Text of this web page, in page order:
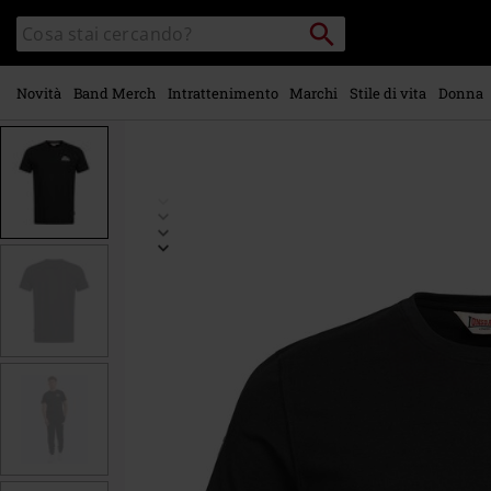
contenuto
principale
Cerca
nel
catalogo
Cerca
Punto
di
ritiro
Novità Band Merch Intrattenimento Marchi Stile di vita Donna
www.emp-
p/warlingham/584607.html